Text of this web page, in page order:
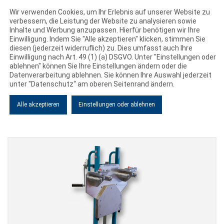
LEISTUNGEN
KONSTRUKTION
FERTIGUNG
NEUIGKEITEN
Alle News
Wir verwenden Cookies, um Ihr Erlebnis auf unserer Website zu
verbessern, die Leistung der Website zu analysieren sowie
Inhalte und Werbung anzupassen. Hierfür benötigen wir Ihre
Einwilligung. Indem Sie "Alle akzeptieren" klicken, stimmen Sie
diesen (jederzeit widerruflich) zu. Dies umfasst auch Ihre
Einwilligung nach Art. 49 (1) (a) DSGVO. Unter "Einstellungen oder
ablehnen" können Sie Ihre Einstellungen ändern oder die
Datenverarbeitung ablehnen. Sie können Ihre Auswahl jederzeit
unter "Datenschutz“ am oberen Seitenrand ändern.
Alle akzeptieren Einstellungen oder ablehnen